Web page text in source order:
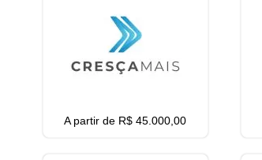
A partir de R$ 45.000,00